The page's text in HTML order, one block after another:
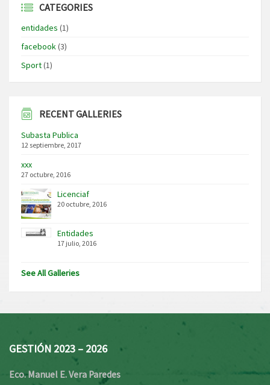
CATEGORIES
entidades (1)
facebook (3)
Sport(1)
RECENT GALLERIES
Subasta Publica
12 septiembre, 2017
xxx
27 octubre, 2016
Licenciaf
20 octubre, 2016
Entidades
17 julio, 2016
See All Galleries
GESTIÓN 2023 – 2026
Eco. Manuel E. Vera Paredes